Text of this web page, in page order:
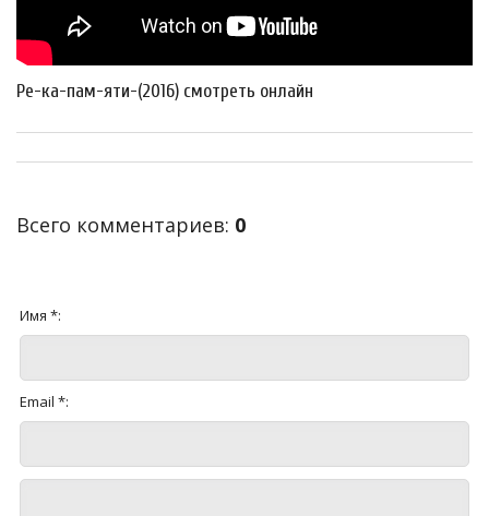
Ре-ка-пам-яти-(2016) смотреть онлайн
Всего комментариев: 0
Имя *:
Email *: